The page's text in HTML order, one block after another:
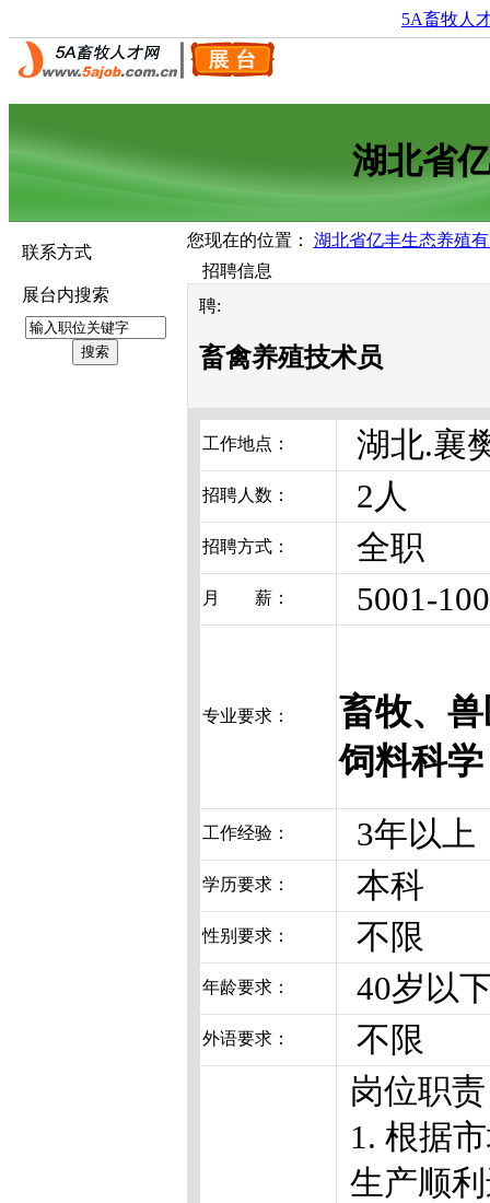
5A畜牧人
湖北省
联系方式
展台内搜索
您现在的位置： 湖北省亿丰生态养殖
招聘信息
聘:
畜禽养殖技术员
工作地点： 湖北.襄
招聘人数： 2人
招聘方式： 全职
月 薪： 5001-
专业要求：
畜牧、
饲料科学
工作经验： 3年以上
学历要求： 本科
性别要求： 不限
年龄要求： 40岁以
外语要求： 不限
岗位职
1. 根据
生产顺